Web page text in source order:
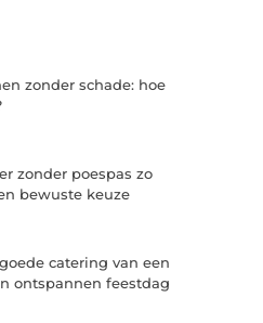
zonder schade: hoe
zonder poespas zo
bewuste keuze
catering van een
ontspannen feestdag